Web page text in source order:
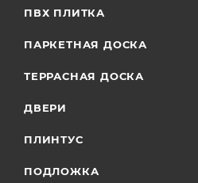
ПВХ ПЛИТКА
ПАРКЕТНАЯ ДОСКА
ТЕРРАСНАЯ ДОСКА
ДВЕРИ
ПЛИНТУС
ПОДЛОЖКА